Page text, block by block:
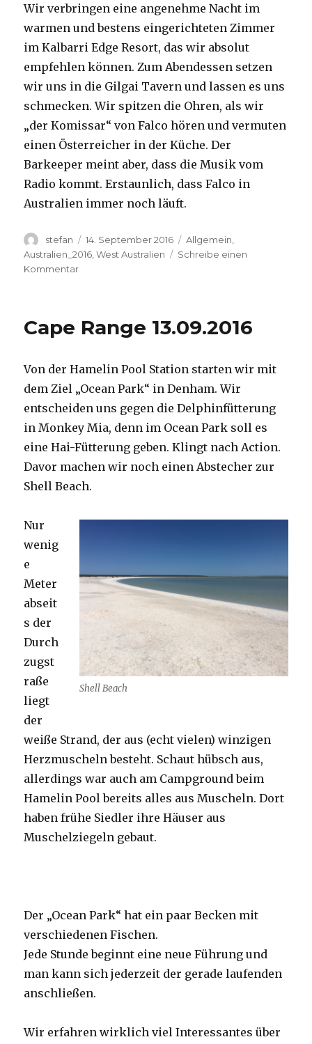
Wir verbringen eine angenehme Nacht im
warmen und bestens eingerichteten Zimmer
im Kalbarri Edge Resort, das wir absolut
empfehlen können. Zum Abendessen setzen
wir uns in die Gilgai Tavern und lassen es uns
schmecken. Wir spitzen die Ohren, als wir
„der Komissar“ von Falco hören und vermuten
einen Österreicher in der Küche. Der
Barkeeper meint aber, dass die Musik vom
Radio kommt. Erstaunlich, dass Falco in
Australien immer noch läuft.
Autor
stefan
Veröffentlicht
am
14. September 2016 Kategorien
Allgemein
Australien_2016 ,West Australien
Schreibe einen
Kommentarzu
Cape Range 13.09.2016
Von der Hamelin Pool Station starten wir mit
dem Ziel „Ocean Park“ in Denham. Wir
entscheiden uns gegen die Delphinfütterung
in Monkey Mia, denn im Ocean Park soll es
eine Hai-Fütterung geben. Klingt nach Action.
Davor machen wir noch einen Abstecher zur
Shell Beach.
Shell Beach
Nur
wenig
e
Meter
abseit
s der
Durch
zugst
raße
liegt
der
weiße Strand, der aus (echt vielen) winzigen
Herzmuscheln besteht. Schaut hübsch aus,
allerdings war auch am Campground beim
Hamelin Pool bereits alles aus Muscheln. Dort
haben frühe Siedler ihre Häuser aus
Muschelziegeln gebaut.
Der „Ocean Park“ hat ein paar Becken mit
verschiedenen Fischen.
Jede Stunde beginnt eine neue Führung und
man kann sich jederzeit der gerade laufenden
anschließen.
Wir erfahren wirklich viel Interessantes über